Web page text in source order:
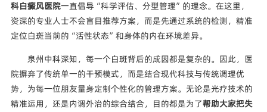
科白癜风医院一直倡导“科学评估、分型管理”的理念。在这里，
资深的专业人士不会盲目推荐方案，而是先通过系统的检测，精准
定位白斑当前的“活性状态”和身体的内在环境差异。
泉州中科深知，每一个白斑背后的成因都是复杂的。因此，医
院摒弃了传统单一的干预模式，而是结合现代科技与传统调理优
势，为每一位朋友量身定制个性化的管理方案。无论是光疗技术的
精准运用，还是内调外治的综合结合，目的都是为了帮助大家把失